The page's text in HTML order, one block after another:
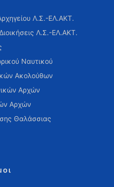
Λ.Σ.-ΕΛ.ΑΚΤ.
Λ.Σ.-ΕΛ.ΑΚΤ.
Ναυτικού
Ακολούθων
Αρχών
Αρχών
Θαλάσσιας